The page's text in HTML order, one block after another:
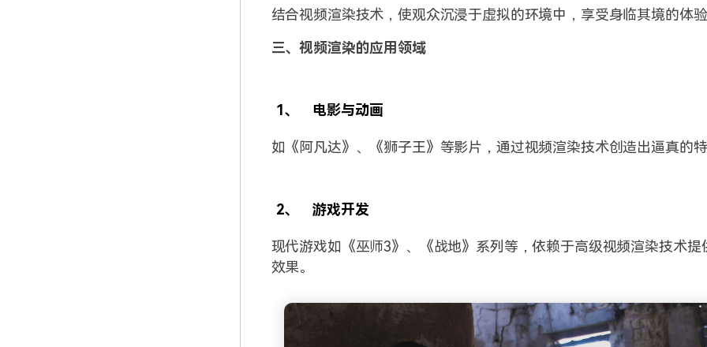
结合视频渲染技术，使观众沉浸于虚拟的环境中，享受身临其境的体
三、视频渲染的应用领域
1、 电影与动画
如《阿凡达》、《狮子王》等影片，通过视频渲染技术创造出逼真的
2、 游戏开发
现代游戏如《巫师3》、《战地》系列等，依赖于高级视频渲染技术提
效果。